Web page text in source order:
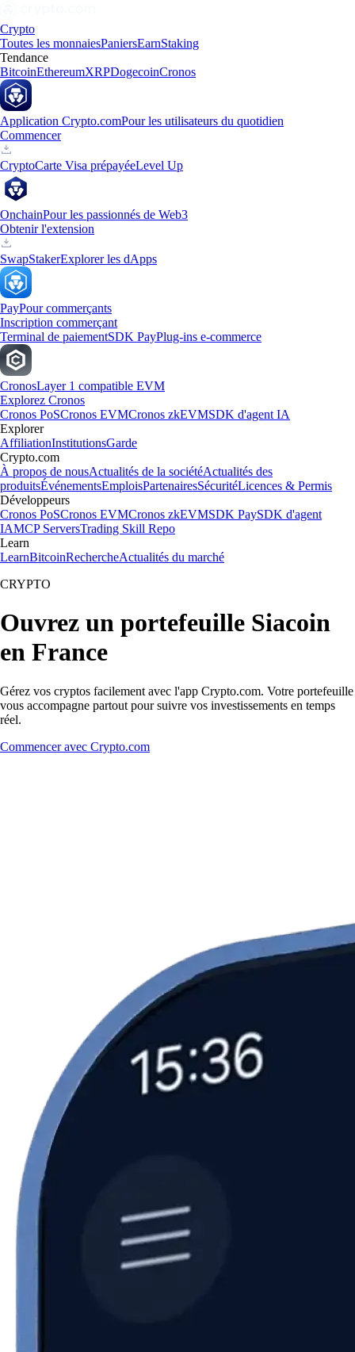
Crypto
Toutes les monnaiesPaniersEarnStaking
Tendance
BitcoinEthereumXRPDogecoinCronos
Application Crypto.comPour les utilisateurs du quotidien
Commencer
CryptoCarte Visa prépayéeLevel Up
OnchainPour les passionnés de Web3
Obtenir l'extension
SwapStakerExplorer les dApps
PayPour commerçants
Inscription commerçant
Terminal de paiementSDK PayPlug-ins e-commerce
CronosLayer 1 compatible EVM
Explorez Cronos
Cronos PoSCronos EVMCronos zkEVMSDK d'agent IA
Explorer
AffiliationInstitutionsGarde
Crypto.com
À propos de nousActualités de la sociétéActualités des
produitsÉvénementsEmploisPartenairesSécuritéLicences & Permis
Développeurs
Cronos PoSCronos EVMCronos zkEVMSDK PaySDK d'agent
IAMCP ServersTrading Skill Repo
Learn
LearnBitcoinRechercheActualités du marché
CRYPTO
Ouvrez un portefeuille Siacoin
en France
Gérez vos cryptos facilement avec l'app Crypto.com. Votre portefeuille
vous accompagne partout pour suivre vos investissements en temps
réel.
Commencer avec Crypto.com